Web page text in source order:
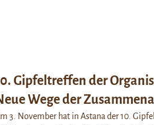
Gipfeltreffen der
Wege der
3. November hat in Astana der 10.